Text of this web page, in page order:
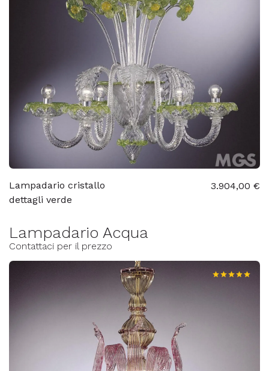
Lampadario cristallo
dettagli verde
3.904,00 €
Lampadario Acqua
Contattaci per il prezzo